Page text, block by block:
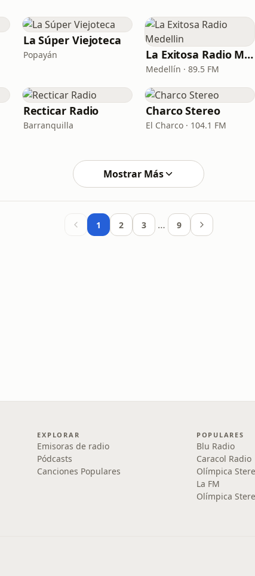
La Súper Viejoteca
Popayán La Exitosa Radio Medellin
Medellín · 89.5 FM
Recticar Radio
Barranquilla
Charco Stereo
El Charco · 104.1 FM
Mostrar Más
1 2 3 … 9
EXPLORAR
Emisoras de radio
Pódcasts
Canciones Populares
POPULARES
Blu Radio
Caracol Radio
Olímpica
La FM
Olímpica